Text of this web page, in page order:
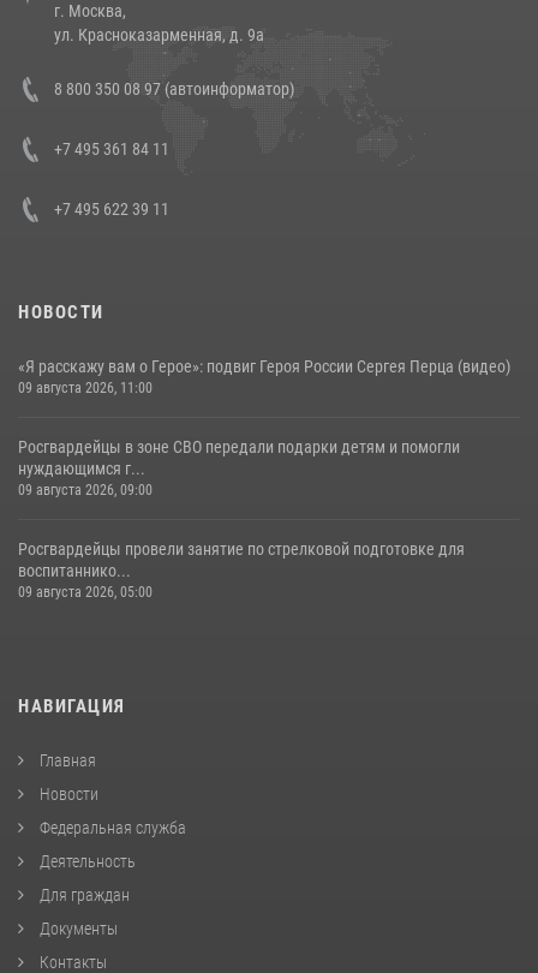
14 июля 2026, 12:20
Состоялась рабочая встреча директора Росгвардии Героя России
генерала армии Виктора Золотова с заместителем полномочного
представителя Президента Российской Федерации в Северо-
Кавказском федеральном округе Виталием Кузнецовым
г. Москва,
ул. Красноказарменная, д. 9а
8 800 350 08 97 (автоинформатор)
+7 495 361 84 11
+7 495 622 39 11
НОВОСТИ
«Я расскажу вам о Герое»: подвиг Героя России Сергея Перца (видео)
09 августа 2026, 11:00
Росгвардейцы в зоне СВО передали подарки детям и помогли
нуждающимся г...
09 августа 2026, 09:00
Росгвардейцы провели занятие по стрелковой подготовке для
воспитаннико...
09 августа 2026, 05:00
НАВИГАЦИЯ
Главная
Новости
Федеральная служба
Деятельность
Для граждан
Документы
Контакты